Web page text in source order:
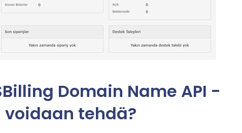
Domain Name API -
tehdä?